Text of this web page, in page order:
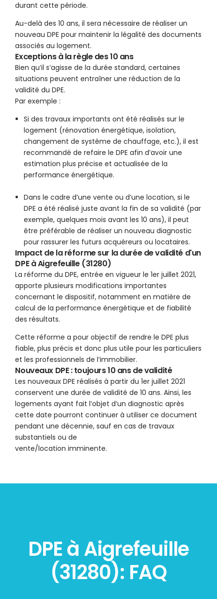
durant cette période.
Au-delà des 10 ans, il sera nécessaire de réaliser un
nouveau DPE pour maintenir la légalité des documents
associés au logement.
Exceptions à la règle des 10 ans
Bien qu’il s’agisse de la durée standard, certaines
situations peuvent entraîner une réduction de la
validité du DPE.
Par exemple :
Si des travaux importants ont été réalisés sur le
logement (rénovation énergétique, isolation,
changement de système de chauffage, etc.), il est
recommandé de refaire le DPE afin d’avoir une
estimation plus précise et actualisée de la
performance énergétique.
Dans le cadre d’une vente ou d’une location, si le
DPE a été réalisé juste avant la fin de sa validité (par
exemple, quelques mois avant les 10 ans), il peut
être préférable de réaliser un nouveau diagnostic
pour rassurer les futurs acquéreurs ou locataires.
Impact de la réforme sur la durée de validité d'un
DPE à Aigrefeuille (31280)
La réforme du DPE, entrée en vigueur le 1er juillet 2021,
apporte plusieurs modifications importantes
concernant le dispositif, notamment en matière de
calcul de la performance énergétique et de fiabilité
des résultats.
Cette réforme a pour objectif de rendre le DPE plus
fiable, plus précis et donc plus utile pour les particuliers
et les professionnels de l’immobilier.
Nouveaux DPE : toujours 10 ans de validité
Les nouveaux DPE réalisés à partir du 1er juillet 2021
conservent une durée de validité de 10 ans. Ainsi, les
logements ayant fait l’objet d’un diagnostic après
cette date pourront continuer à utiliser ce document
pendant une décennie, sauf en cas de travaux
substantiels ou de
vente/location imminente.
DPE à Aigrefeuille
(31280): FAQ